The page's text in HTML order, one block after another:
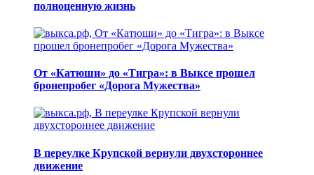
полноценную жизнь
От «Катюши» до «Тигра»: в Выксе прошел
бронепробег «Дорога Мужества»
В переулке Крупской вернули двухстороннее
движение